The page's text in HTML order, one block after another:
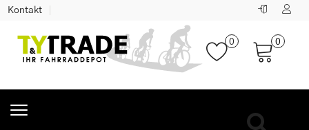
Kontakt
0 0